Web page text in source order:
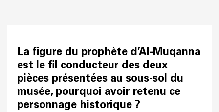
La figure du prophète d’Al-Muqanna
est le fil conducteur des deux
pièces présentées au sous-sol du
musée, pourquoi avoir retenu ce
personnage historique ?